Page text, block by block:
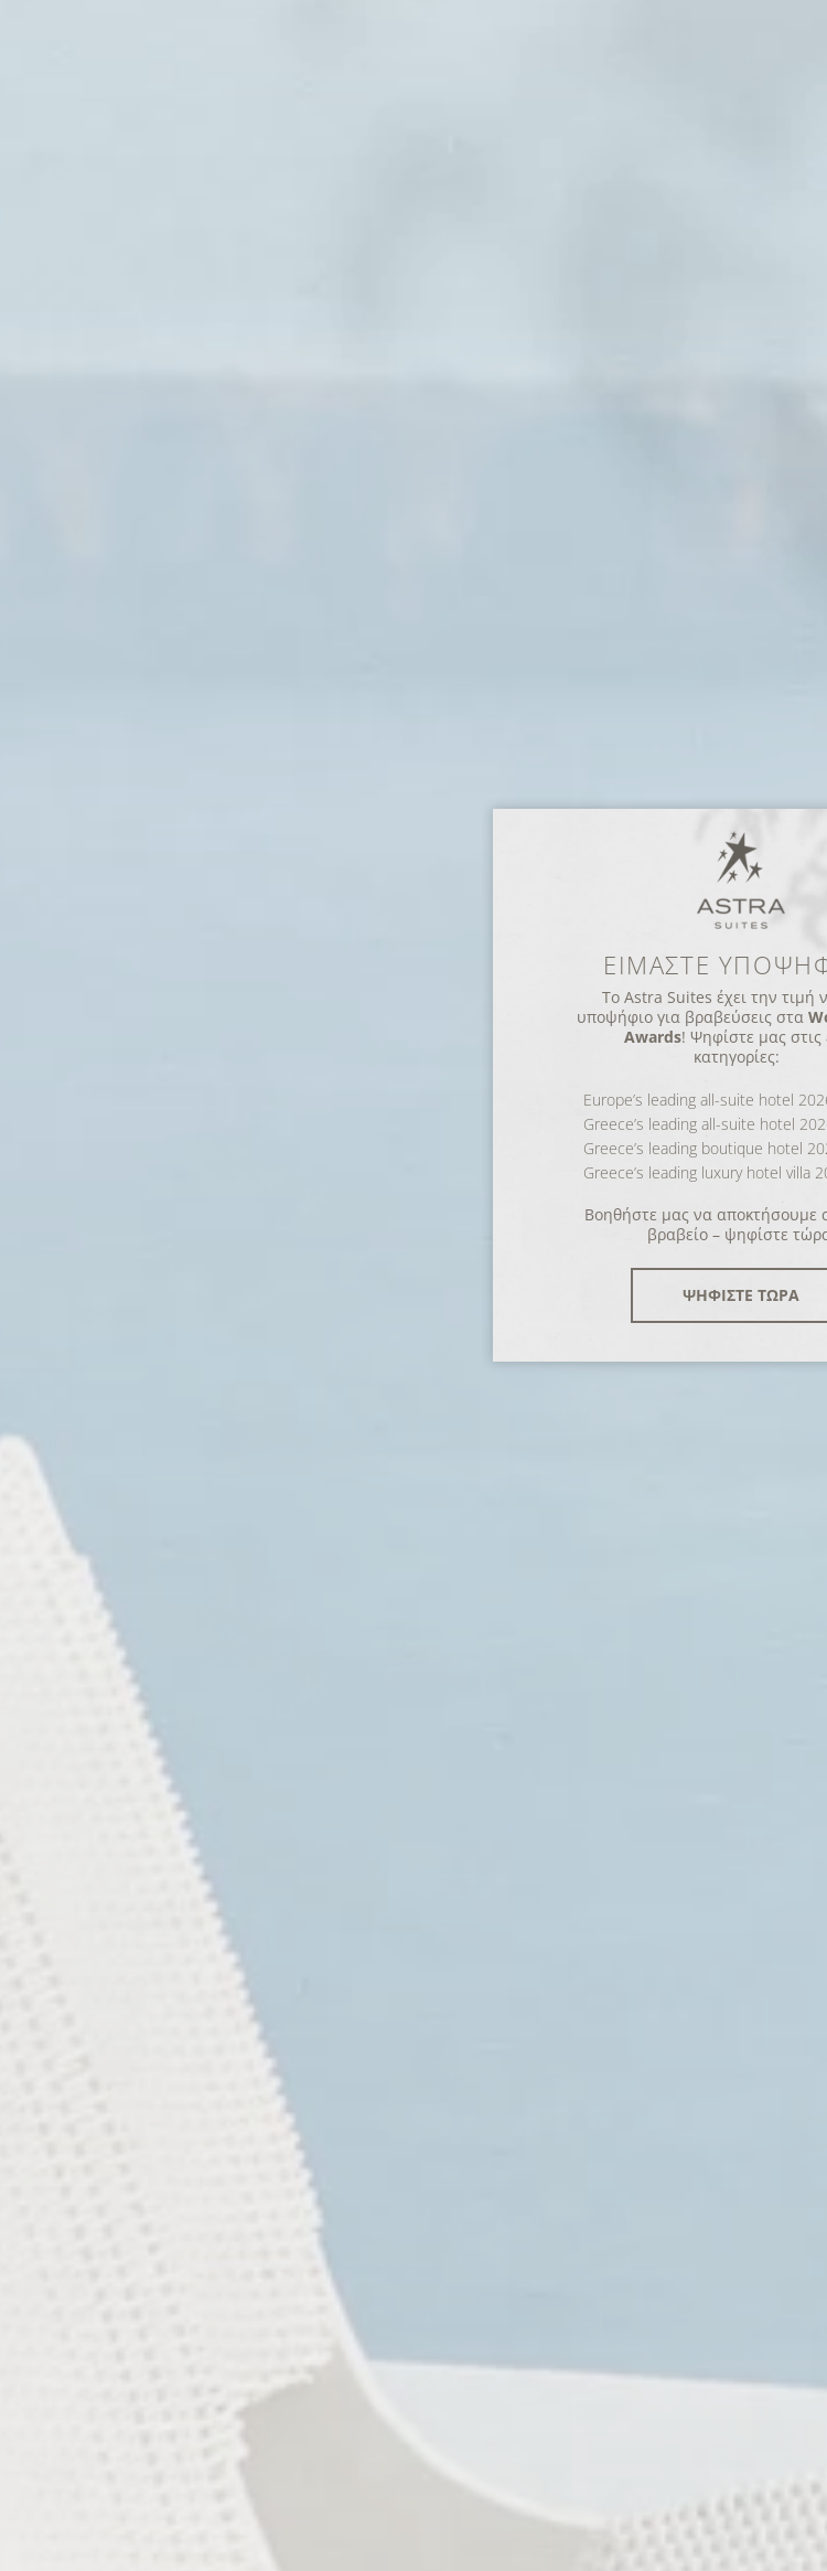
ΕΙΜΑΣΤΕ
Το Astra Suites έχει την τιμή
υποψήφιο για βραβεύσεις στα
Awards! Ψηφίστε μας στις
κατηγορίες:
Europe’s leading all-suite hotel
Greece’s leading all-suite hotel
Greece’s leading boutique hotel
Greece’s leading luxury hotel villa
Βοηθήστε μας να αποκτήσουμε
βραβείο – ψηφίστε
ΨΗΦΙΣΤΕ ΤΩΡΑ